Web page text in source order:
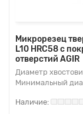
Микрорезец
L10 HRC58 с
отверстий AGIR
Диаметр
Минимальный